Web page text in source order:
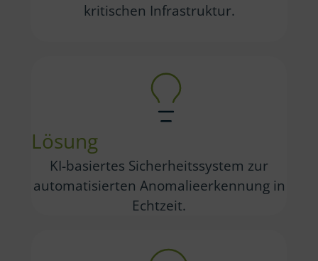
kritischen Infrastruktur.
Lösung
KI-basiertes Sicherheitssystem zur
automatisierten Anomalieerkennung in
Echtzeit.